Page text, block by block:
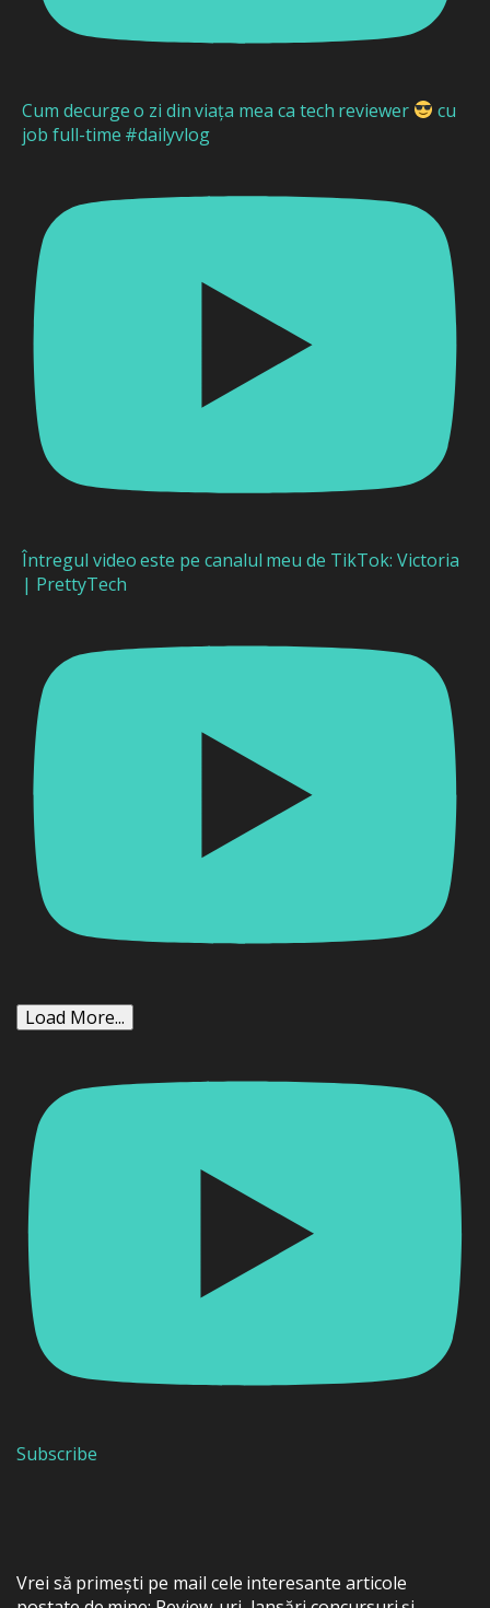
Cum decurge o zi din viața mea ca tech reviewer
cu
job full-time #dailyvlog
Întregul video este pe canalul meu de TikTok: Victoria
| PrettyTech
Load More...
Subscribe
Vrei să primești pe mail cele interesante articole